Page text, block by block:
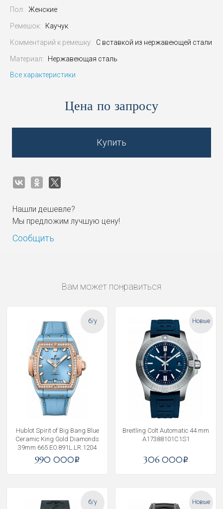
Пол: Женские
Ремешок: Каучук
Комментарий к ремешку: С вставкой из нержавеющей стали
Материал:
Нержавеющая сталь
Все характеристики
Цена по запросу
Купить
Нашли дешевле?
Мы предложим лучшую цену!
Сообщить
Вам может понравиться
б/у
Hublot Spirit of Big Bang Blue
Ceramic King Gold Diamonds
39mm 665.EO.891L.LR.1204
990 000i
Новые
Breitling Colt Automatic 44 mm
A17388101C1S1
306 000i
б/у Новые